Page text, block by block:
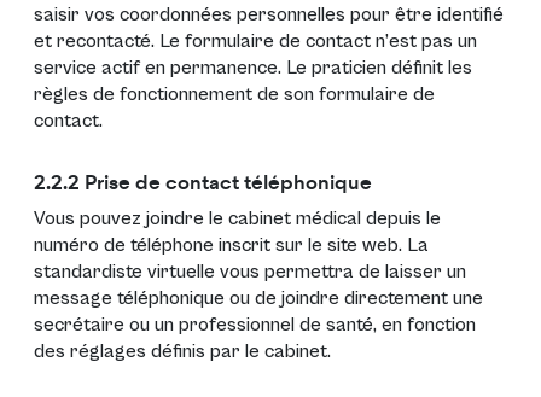
saisir vos coordonnées personnelles pour être identifié
et recontacté. Le formulaire de contact n’est pas un
service actif en permanence. Le praticien définit les
règles de fonctionnement de son formulaire de
contact.
2.2.2 Prise de contact téléphonique
Vous pouvez joindre le cabinet médical depuis le
numéro de téléphone inscrit sur le site web. La
standardiste virtuelle vous permettra de laisser un
message téléphonique ou de joindre directement une
secrétaire ou un professionnel de santé, en fonction
des réglages définis par le cabinet.